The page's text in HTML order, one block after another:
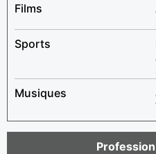
Films
Sports
Musiques